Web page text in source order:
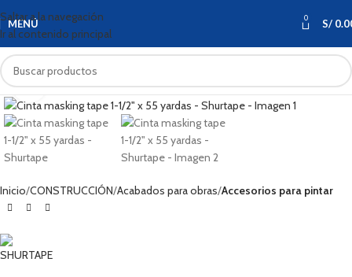
Saltar a la navegación
Ir al contenido principal
MENÚ 0 S/
Haga clic para ampliar
Inicio CONSTRUCCIÓN Acabados para obras Accesorios para pintar